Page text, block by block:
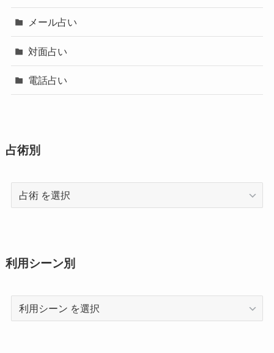
メール占い
対面占い
電話占い
占術別
術
利用シーン別
利
用